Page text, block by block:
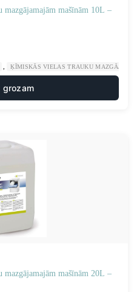
mazgājamajām mašīnām 10L –
ĶĪMISKĀS VIELAS TRAUKU
grozam
mazgājamajām mašīnām 20L –